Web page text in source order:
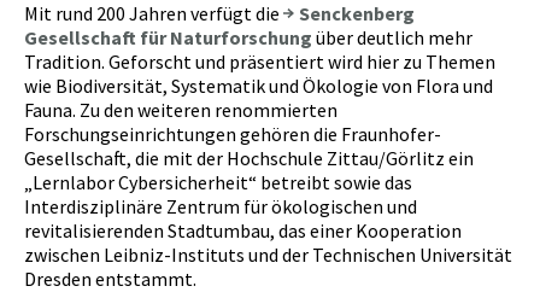
Mit rund 200 Jahren verfügt die
Senckenberg
Gesellschaft für Naturforschung über deutlich mehr
Tradition. Geforscht und präsentiert wird hier zu Themen
wie Biodiversität, Systematik und Ökologie von Flora und
Fauna. Zu den weiteren renommierten
Forschungseinrichtungen gehören die Fraunhofer-
Gesellschaft, die mit der Hochschule Zittau/Görlitz ein
„Lernlabor Cybersicherheit“ betreibt sowie das
Interdisziplinäre Zentrum für ökologischen und
revitalisierenden Stadtumbau, das einer Kooperation
zwischen Leibniz-Instituts und der Technischen Universität
Dresden entstammt.